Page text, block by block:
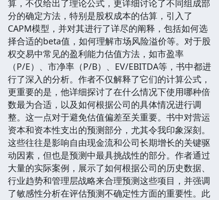
算，不仅给出了理论公式，更详细讨论了不同组成部
分的确定方法，特别是股权成本的估算，引入了
CAPM模型，并对其进行了详尽的阐释，包括如何选
择合适的beta值，如何理解市场风险溢价等。对于股
权交易中常见的盈利能力估值方法，如市盈率
（P/E）、市净率（P/B）、EV/EBITDA等，书中都进
行了深入的分析。作者不仅解释了它们的计算公式，
更重要的是，他详细探讨了在什么情况下使用哪种倍
数最为合适，以及如何根据公司的具体情况进行调
整。这一点对于避免估值偏差至关重要。书中对营运
资本和资本性支出的预测部分，尤其令我印象深刻。
这些往往是影响自由现金流和公司长期增长的关键驱
动因素，但也是预测中最具挑战性的部分。作者通过
大量的实际案例，展示了如何根据公司的历史数据、
行业趋势和管理层战略来合理预测这些项目，并强调
了敏感性分析在评估预测不确定性方面的重要性。此